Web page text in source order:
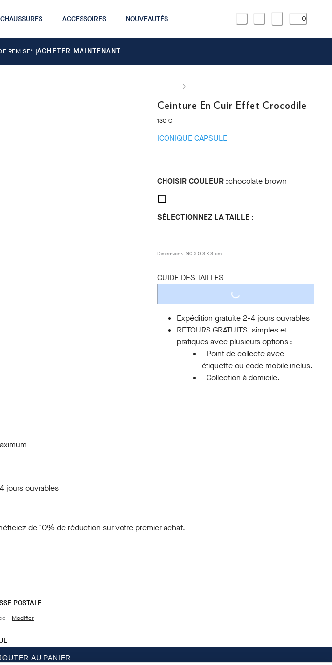
CHAUSSURES ACCESSOIRES NOUVEAUTÉS 0
REMISE* |ACHETER MAINTENANT
Ceinture En Cuir Effet Crocodile
130 €
current price 130 €
ICONIQUE CAPSULE
CHOISIR COULEUR :chocolate brown
SÉLECTIONNEZ LA TAILLE :
Dimensions:90 x 0.3 x 3 cm
GUIDE DES TAILLES
LOADING...
Expédition gratuite 2-4 jours ouvrables
RETOURS GRATUITS, simples et
pratiques avec plusieurs options :
- Point de collecte avec
étiquette ou code mobile inclus.
- Collection à domicile.
jours ouvrables
de 10% de réduction sur votre premier achat.
AU PANIER
POSTALE
Modifier